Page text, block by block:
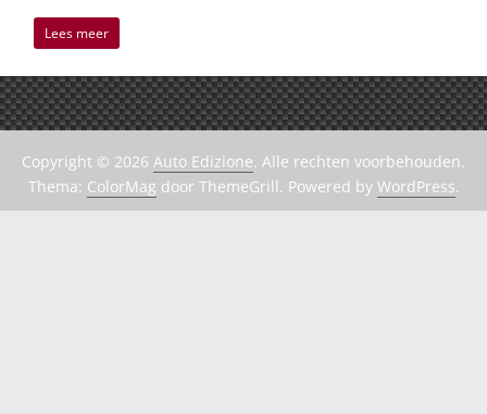
Lees meer
Copyright © 2026 Auto Edizione. Alle rechten voorbehouden.
Thema: ColorMag door ThemeGrill. Powered by WordPress.